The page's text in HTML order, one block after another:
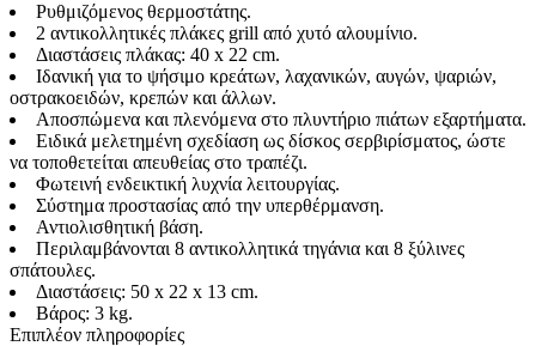
Ρυθμιζόμενος θερμοστάτης.
2 αντικολλητικές πλάκες grill από χυτό αλουμίνιο.
Διαστάσεις πλάκας: 40 x 22 cm.
Ιδανική για το ψήσιμο κρεάτων, λαχανικών, αυγών, ψαριών,
οστρακοειδών, κρεπών και άλλων.
Αποσπώμενα και πλενόμενα στο πλυντήριο πιάτων εξαρτήματα.
Ειδικά μελετημένη σχεδίαση ως δίσκος σερβιρίσματος, ώστε
να τοποθετείται απευθείας στο τραπέζι.
Φωτεινή ενδεικτική λυχνία λειτουργίας.
Σύστημα προστασίας από την υπερθέρμανση.
Αντιολισθητική βάση.
Περιλαμβάνονται 8 αντικολλητικά τηγάνια και 8 ξύλινες
σπάτουλες.
Διαστάσεις: 50 x 22 x 13 cm.
Βάρος: 3 kg.
Επιπλέον πληροφορίες